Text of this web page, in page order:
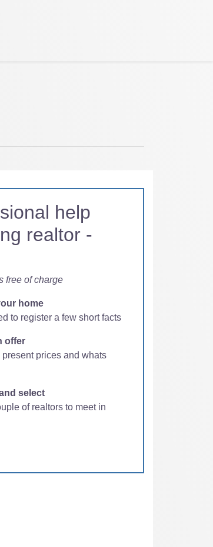
help
realtor -
free of charge
home
to register a few short facts
offer
prices and whats
select
of realtors to meet in